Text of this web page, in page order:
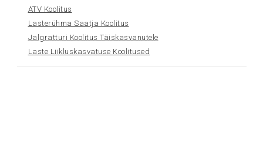
ATV Koolitus
Lasterühma Saatja Koolitus
Jalgratturi Koolitus Täiskasvanutele
Laste Liikluskasvatuse Koolitused